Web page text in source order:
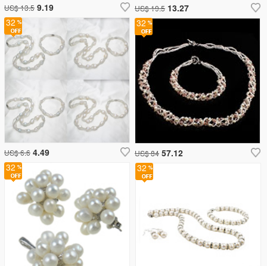
32
US$ 13.5 9.19
32
US$ 6.6 4.49
US$ 19.5 13.27
32
US$ 84 57.12
32